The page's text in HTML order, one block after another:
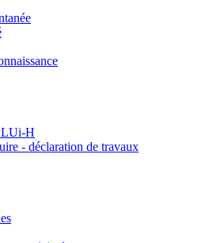
H
- déclaration de travaux